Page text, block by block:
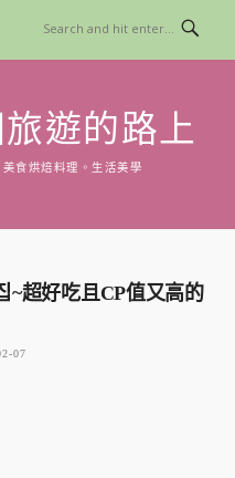
遊的路上
食烘焙料理。生活美學
~超好吃且CP值又高的
07